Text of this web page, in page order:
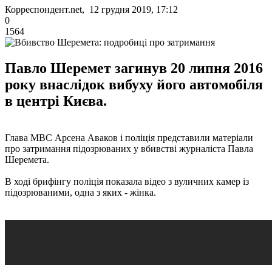
Корреспондент.net, 12 грудня 2019, 17:12
0
1564
Павло Шеремет загинув 20 липня 2016
року внаслідок вибуху його автомобіля
в центрі Києва.
Глава МВС Арсена Аваков і поліція представили матеріали
про затримання підозрюваних у вбивстві журналіста Павла
Шеремета.
В ході брифінгу поліція показала відео з вуличних камер із
підозрюваними, одна з яких - жінка.